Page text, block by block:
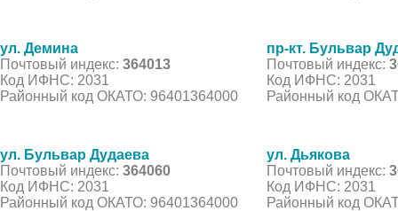
ул. Демина
Почтовый индекс: 364013
Код ИФНС: 2031
Районный код ОКАТО: 96401364000
пр-кт. Бульвар
Почтовый индекс:
Код ИФНС: 2031
Районный код
ул. Бульвар Дудаева
Почтовый индекс: 364060
Код ИФНС: 2031
Районный код ОКАТО: 96401364000
ул. Дьякова
Почтовый индекс:
Код ИФНС: 2031
Районный код